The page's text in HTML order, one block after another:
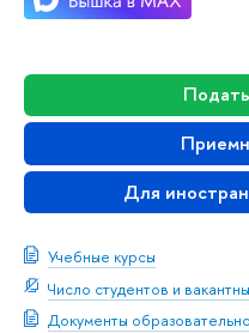
Для
Учебные курсы
Число студентов и
Документы